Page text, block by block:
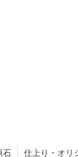
石 仕上り・オリ